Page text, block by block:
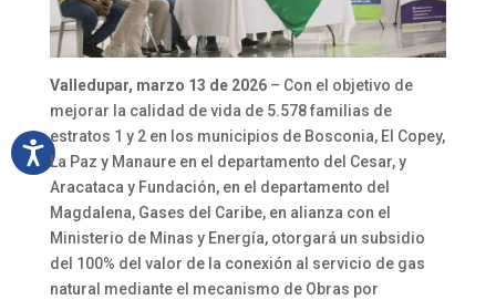
Valledupar, marzo 13 de 2026– Con el objetivo de
mejorar la calidad de vida de 5.578 familias de
estratos 1 y 2 en los municipios de Bosconia, El Copey,
La Paz y Manaure en el departamento del Cesar, y
Aracataca y Fundación, en el departamento del
Magdalena, Gases del Caribe, en alianza con el
Ministerio de Minas y Energía, otorgará un subsidio
del 100% del valor de la conexión al servicio de gas
natural mediante el mecanismo de Obras por